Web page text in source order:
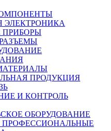
ПРИБОРЫ
ПРОДУКЦИЯ
И КОНТРОЛЬ
ОБОРУДОВАНИЕ
ПРОФЕССИОНАЛЬНЫЕ